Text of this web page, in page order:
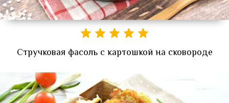
Стручковая фасоль с картошкой на сковороде